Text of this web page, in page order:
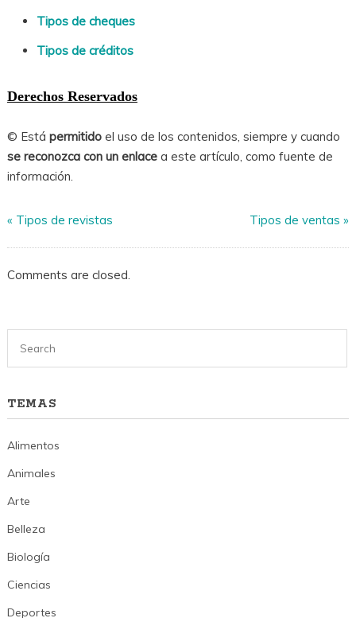
Tipos de cheques
Tipos de créditos
Derechos Reservados
© Está permitidoel uso de los contenidos, siempre y cuando
se reconozca con un enlacea este artículo, como fuente de
información.
« Tipos de revistas Tipos de ventas »
Comments are closed.
TEMAS
Alimentos
Animales
Arte
Belleza
Biología
Ciencias
Deportes